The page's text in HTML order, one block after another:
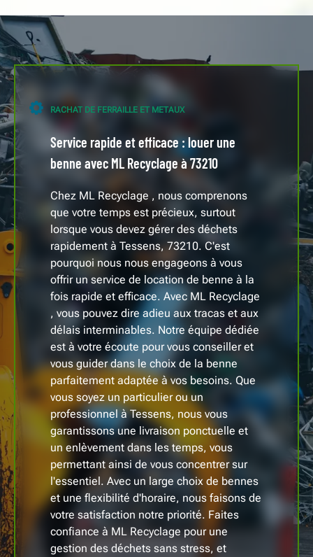
RACHAT DE FERRAILLE ET METAUX
Service rapide et efficace : louer une
benne avec ML Recyclage à 73210
Chez ML Recyclage , nous comprenons
que votre temps est précieux, surtout
lorsque vous devez gérer des déchets
rapidement à Tessens, 73210. C'est
pourquoi nous nous engageons à vous
offrir un service de location de benne à la
fois rapide et efficace. Avec ML Recyclage
, vous pouvez dire adieu aux tracas et aux
délais interminables. Notre équipe dédiée
est à votre écoute pour vous conseiller et
vous guider dans le choix de la benne
parfaitement adaptée à vos besoins. Que
vous soyez un particulier ou un
professionnel à Tessens, nous vous
garantissons une livraison ponctuelle et
un enlèvement dans les temps, vous
permettant ainsi de vous concentrer sur
l'essentiel. Avec un large choix de bennes
et une flexibilité d'horaire, nous faisons de
votre satisfaction notre priorité. Faites
confiance à ML Recyclage pour une
gestion des déchets sans stress, et